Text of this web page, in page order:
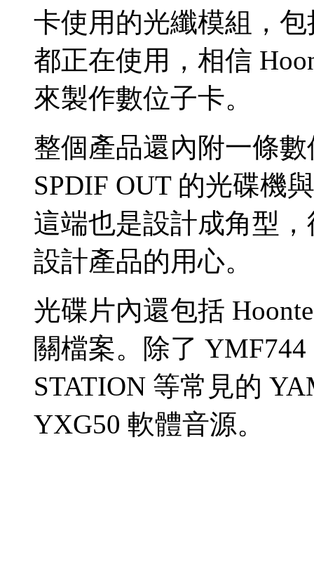
卡使用的光纖模組，包
都正在使用，相信
來製作數位子卡。
整個產品還內附一條
SPDIF OUT 的光碟機
這端也是設計成角型
設計產品的用心。
光碟片內還包括
關檔案。除了
STATION 等常見的
YXG50 軟體音源。